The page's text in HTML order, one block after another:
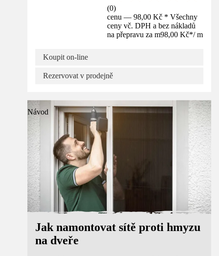
(0)
cenu — 98,00 Kč * Všechny
ceny vč. DPH a bez nákladů
na přepravu za m98,00 Kč*/ m
Koupit on-line
Rezervovat v prodejně
Návod
Jak namontovat sítě proti hmyzu
na dveře